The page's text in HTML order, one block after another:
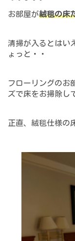
お部屋が絨毯の床
清掃が入るとはい
ょっと・・
フローリングのお
ズで床をお掃除し
正直、絨毯仕様の